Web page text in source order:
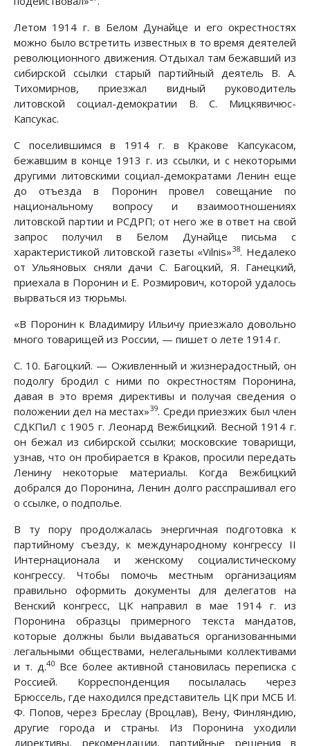
Летом 1914 г. в Белом Дунайце и его окрестностях
можно было встретить известных в то время деятелей
революционного движения. Отдыхал там бежавший из
сибирской ссылки старый партийный деятель В. А.
Тихомирнов, приезжал видный руководитель
литовской социал-демократии В. С. Мицкявичюс-
Капсукас.
С поселившимся в 1914 г. в Кракове Капсукасом,
бежавшим в конце 1913 г. из ссылки, и с некоторыми
другими литовскими социал-демократами Ленин еще
до отъезда в Поронин провел совещание по
национальному вопросу и взаимоотношениях
литовской партии и РСДРП; от него же в ответ на свой
запрос получил в Белом Дунайце письма с
характеристикой литовской газеты «Vilnis»38. Недалеко
от Ульяновых сняли дачи С. Багоцкий, Я. Ганецкий,
приехала в Поронин и Е. Розмирович, которой удалось
вырваться из тюрьмы.
«В Поронин к Владимиру Ильичу приезжало довольно
много товарищей из России, — пишет о лете 1914 г.
С. 10. Багоцкий. — Оживленный и жизнерадостный, он
подолгу бродил с ними по окрестностям Поронина,
давая в это время директивы и получая сведения о
положении дел на местах»39. Среди приезжих был член
СДКПиЛ с 1905 г. Леонард Вежбицкий. Весной 1914 г.
он бежал из сибирской ссылки; московские товарищи,
узнав, что он пробирается в Краков, просили передать
Ленину некоторые материалы. Когда Вежбицкий
добрался до Поронина, Ленин долго расспрашивал его
о ссылке, о подполье.
В ту пору продолжалась энергичная подготовка к
партийному съезду, к международному конгрессу II
Интернационала и женскому социалистическому
конгрессу. Чтобы помочь местным организациям
правильно оформить документы для делегатов на
Венский конгресс, ЦК направил в мае 1914 г. из
Поронина образцы примерного текста мандатов,
которые должны были выдаваться организованными
легальными обществами, нелегальными коллективами
и т. д.40Все более активной становилась переписка с
Россией. Корреспонденция посылалась через
Брюссель, где находился представитель ЦК при МСБ И.
Ф. Попов, через Бреслау (Вроцлав), Вену, Финляндию,
другие города и страны. Из Поронина уходили
директивы, рекомендации, партийные решения в